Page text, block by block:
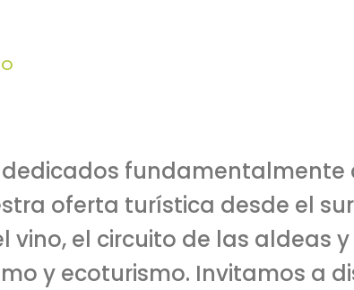
oferta turística desde el sur
el circuito de las aldeas
y ecoturismo. Invitamos a